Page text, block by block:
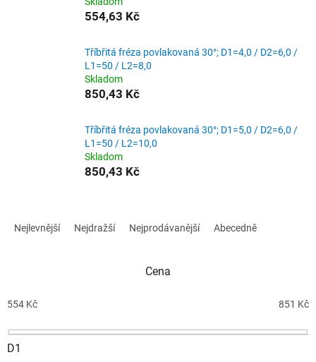
554,63 Kč
Tříbřitá fréza povlakovaná 30°; D1=4,0 / D2=6,0 /
L1=50 / L2=8,0
Skladom
850,43 Kč
Tříbřitá fréza povlakovaná 30°; D1=5,0 / D2=6,0 /
L1=50 / L2=10,0
Skladom
850,43 Kč
p
o
d
Nejlevnější Nejdražší Nejprodávanější Abecedně
Cena
554 Kč 851 Kč
D1